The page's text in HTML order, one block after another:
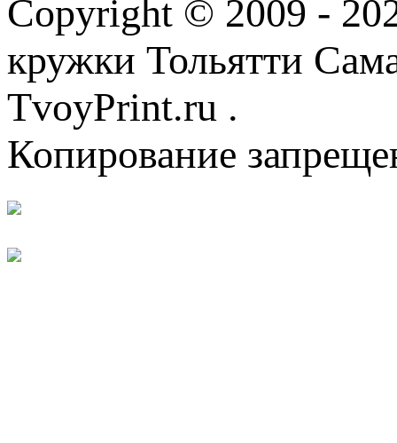
Copyright © 2009 -
кружки Тольятти
TvoyPrint.ru .
Копирование